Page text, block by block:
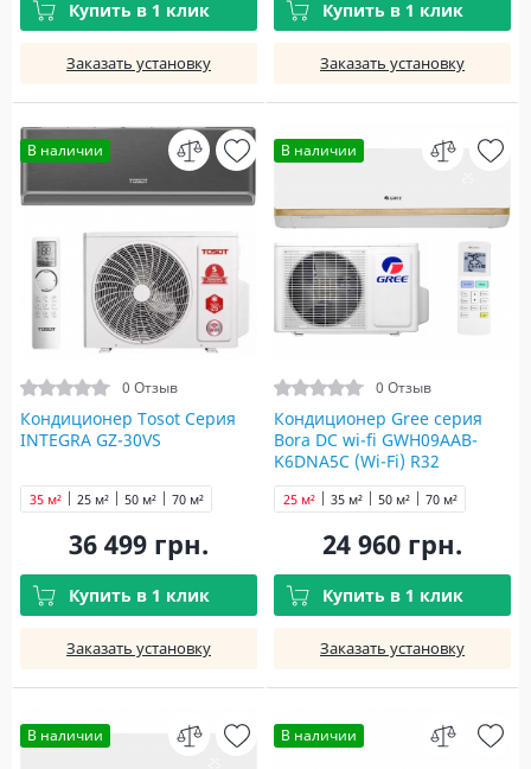
Купить в 1 клик
Заказать установку
Купить в 1 клик
Заказать установку
В наличии
0 Отзыв
Кондиционер Tosot Серия
INTEGRA GZ-30VS
25 м²
35 м² 50 м² 70 м²
36 499 грн.
Купить в 1 клик
Заказать установку
В наличии
0 Отзыв
Кондиционер Gree серия
Bora DC wi-fi GWH09AAB-
K6DNA5С (Wi-Fi) R32
25 м² 35 м² 50 м² 70 м²
24 960 грн.
Купить в 1 клик
Заказать установку
В наличии В наличии